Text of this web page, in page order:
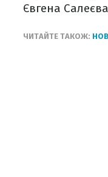
Євгена
ЧИТАЙТЕ ТАКОЖ: